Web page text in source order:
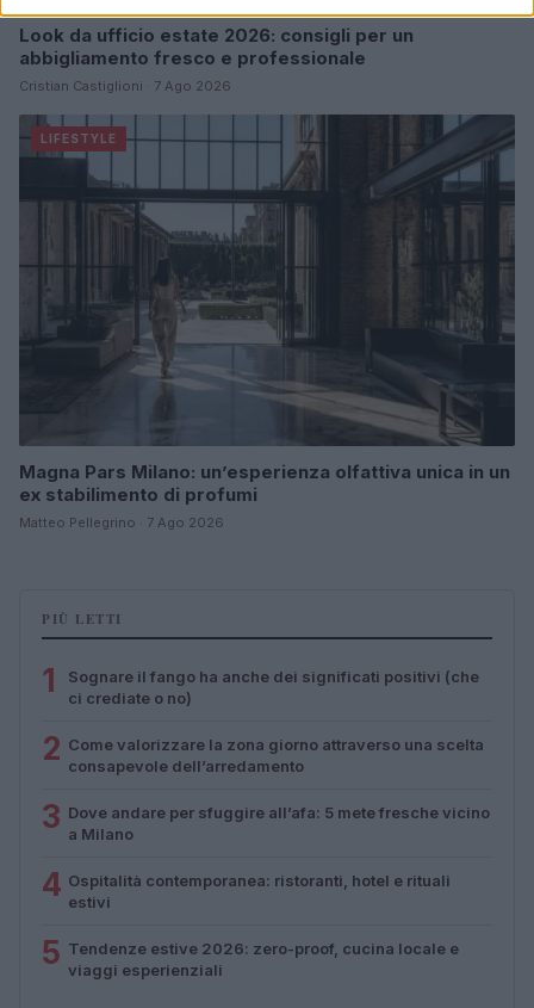
Look da ufficio estate 2026: consigli per un
abbigliamento fresco e professionale
Cristian Castiglioni · 7 Ago 2026
LIFESTYLE
Magna Pars Milano: un’esperienza olfattiva unica in un
ex stabilimento di profumi
Matteo Pellegrino · 7 Ago 2026
PIÙ LETTI
1
Sognare il fango ha anche dei significati positivi (che
ci crediate o no)
2 Come valorizzare la zona giorno attraverso una scelta
consapevole dell’arredamento
3 Dove andare per sfuggire all’afa: 5 mete fresche vicino
a Milano
4 Ospitalità contemporanea: ristoranti, hotel e rituali
estivi
5 Tendenze estive 2026: zero-proof, cucina locale e
viaggi esperienziali